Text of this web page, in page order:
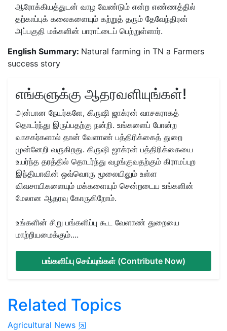
ஆரோக்கியத்துடன் வாழ வேண்டும் என்ற எண்ணத்தில்
தற்காப்புக் கலைகளையும் கற்றுத் தரும் தேவேந்திரன்
அப்பகுதி மக்களின் பாராட்டைப் பெற்றுள்ளார்.
English Summary: Natural farming in TN a Farmers
success story
எங்களுக்கு ஆதரவளியுங்கள்!
அன்பான நேயர்களே, கிருஷி ஜாக்ரன் வாசகராகத்
தொடர்ந்து இருப்பதற்கு நன்றி. உங்களைப் போன்ற
வாசகர்களால் தான் வேளாண் பத்திரிக்கைத் துறை
முன்னேறி வருகிறது. கிருஷி ஜாக்ரன் பத்திரிக்கையை
உயர்ந்த தரத்தில் தொடர்ந்து வழங்குவதற்கும் கிராமப்புற
இந்தியாவின் ஒவ்வொரு மூலையிலும் உள்ள
விவசாயிகளையும் மக்களையும் சென்றடைய உங்களின்
மேலான ஆதரவு கோருகிறோம்.
உங்களின் சிறு பங்களிப்பு கூட வேளாண் துறையை
மாற்றியமைக்கும்....
பங்களிப்பு செய்யுங்கள் (Contribute Now)
Related Topics
Agricultural News